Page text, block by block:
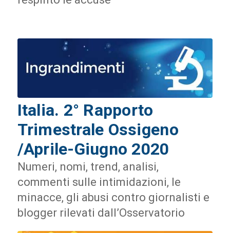
Italia. 2° Rapporto
Trimestrale Ossigeno
/Aprile-Giugno 2020
Numeri, nomi, trend, analisi,
commenti sulle intimidazioni, le
minacce, gli abusi contro giornalisti e
blogger rilevati dall’Osservatorio